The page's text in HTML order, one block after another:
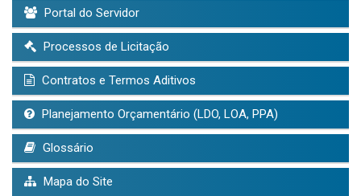
Portal do Servidor
Processos de Licitação
Contratos e Termos Aditivos
Planejamento Orçamentário (LDO, LOA, PPA)
Glossário
Mapa do Site